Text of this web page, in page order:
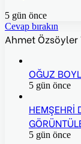
5 gün önce
Cevap bırakın
Ahmet Özsöyler
OĞUZ
5 gün önce
HEMŞEHRİ
5 gün önce